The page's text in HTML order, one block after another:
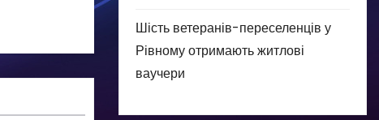
Шість ветеранів-переселенців у
Рівному отримають житлові
ваучери